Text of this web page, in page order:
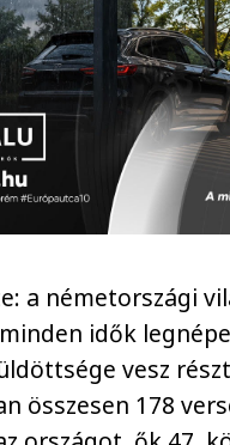
a németországi
idők
vesz
összesen 178